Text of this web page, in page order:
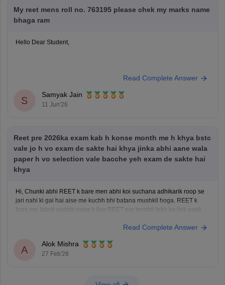
My reet mens roll no. 763195 please chek my marks name
bhaga ram
Hello Dear Student,
Read Complete Answer
S
Samyak Jain
11 Jun'26
Reet pre 2026ka exam kab h konse month me h khya bstc
vale jo h vo exam de sakte hai khya jinka abhi aane wala
paper h vo selection vale bacche yeh exam de sakte hai
khya
Hi, Chunki abhi REET k bare men abhi koi suchana adhikarik roop se
jari nahi ki gai hai aise me kuchh bhi batana mushkil hoga. REET k
bare me latest update pane k liye REET par kendrit lekh ka link aapke
Read Complete Answer
A
Alok Mishra
27 Feb'26